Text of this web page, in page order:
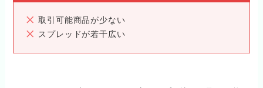
取引可能商品が少ない
スプレッドが若干広い